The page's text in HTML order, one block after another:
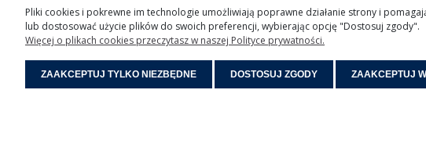
Częste pytania
Polityka prywatności
Regulamin sklepu
Pliki cookies i pokrewne im technologie umożliwiają poprawne działanie strony i
lub dostosować użycie plików do swoich preferencji, wybierając opcję "Dostosuj zgody".
Więcej o plikach cookies przeczytasz w naszej Polityce prywatności.
ZAAKCEPTUJ TYLKO NIEZBĘDNE DOSTOSUJ ZGODY ZAAKCEPTUJ